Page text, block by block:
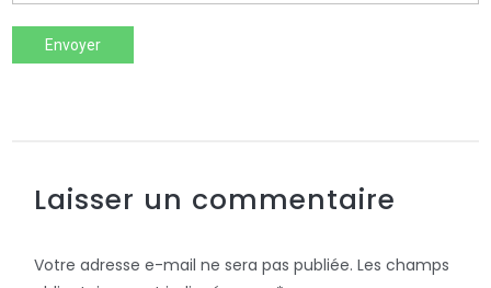
Envoyer
Laisser un commentaire
Votre adresse e-mail ne sera pas publiée. Les champs